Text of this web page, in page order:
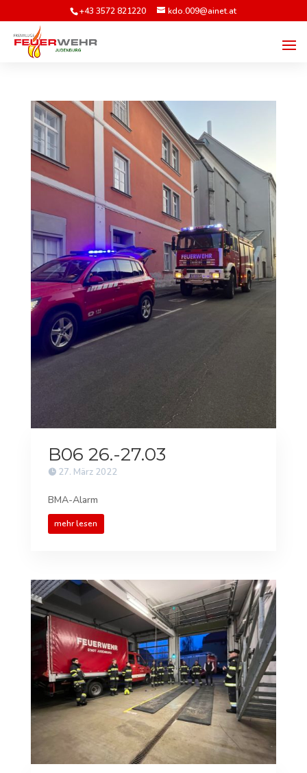
+43 3572 821220 kdo.009@ainet.at
B06 26.-27.03
27. März 2022
BMA-Alarm
mehr lesen